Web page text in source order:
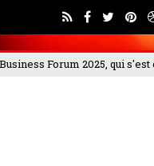
PORTEO BTP met en